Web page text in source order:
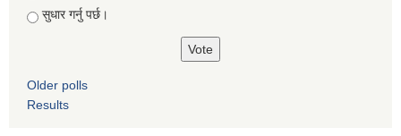
सुधार गर्नु पर्छ।
Older polls
Results